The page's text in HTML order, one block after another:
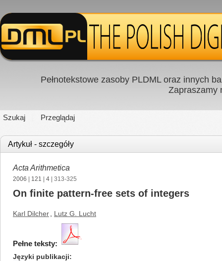
Pełnotekstowe zasoby PLDML oraz innych
Zapraszamy
Szukaj Przeglądaj
Artykuł - szczegóły
Acta Arithmetica
2006 121 4 | 313-325
On finite pattern-free sets of integers
Karl Dilcher Lutz G. Lucht
Pełne teksty:
Języki publikacji